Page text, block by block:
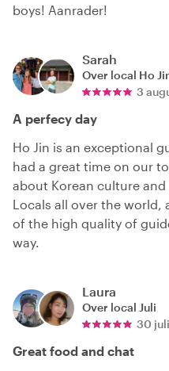
boys! Aanrader!
Sarah
Over local Ho
3
A perfecy day
Ho Jin is an exceptional
had a great time on our
about Korean culture and
Locals all over the world,
of the high quality of
way.
Laura
Over local Juli
30
Great food and chat